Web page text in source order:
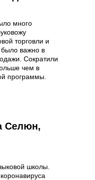
школы.
много
торговли и
было важно в
Сократили
чем в
программы.
Селюн,